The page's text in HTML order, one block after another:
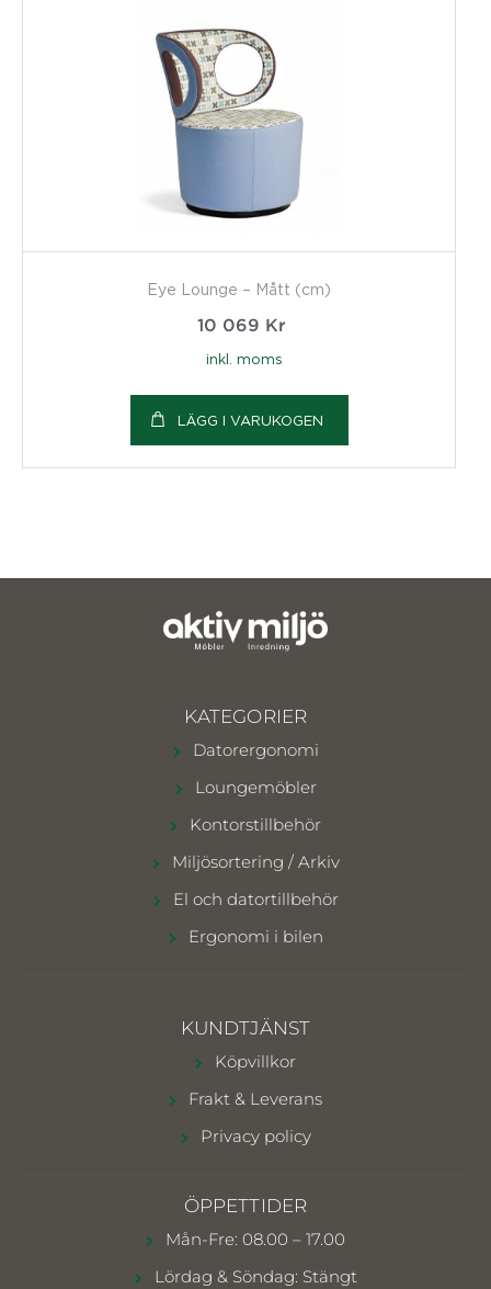
Eye Lounge – Mått (cm)
10 069 Kr
inkl. moms
LÄGG I VARUKOGEN
KATEGORIER
Datorergonomi
Loungemöbler
Kontorstillbehör
Miljösortering / Arkiv
El och datortillbehör
Ergonomi i bilen
KUNDTJÄNST
Köpvillkor
Frakt & Leverans
Privacy policy
ÖPPETTIDER
Mån-Fre: 08.00 – 17.00
Lördag & Söndag: Stängt